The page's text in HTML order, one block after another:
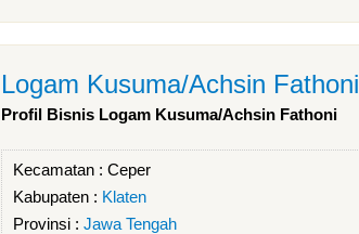
Logam Kusuma/Achsin Fathoni
Profil Bisnis Logam Kusuma/Achsin Fathoni
Kecamatan : Ceper
Kabupaten : Klaten
Provinsi : Jawa Tengah